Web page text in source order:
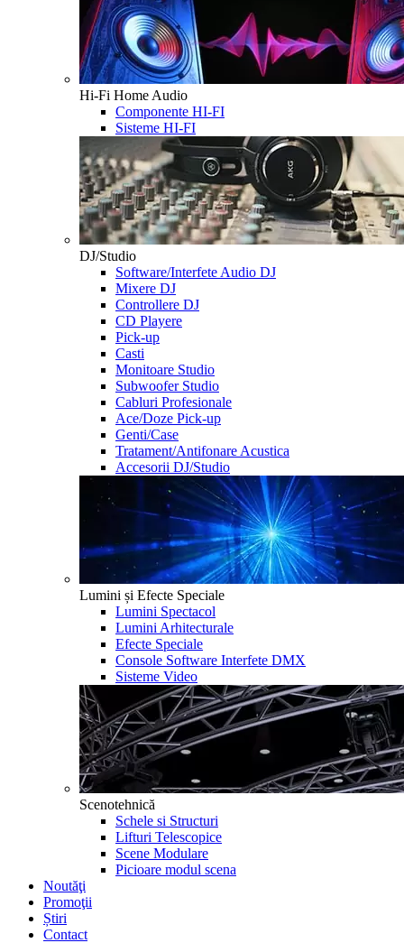
Hi-Fi Home Audio
Componente HI-FI
Sisteme HI-FI
DJ/Studio
Software/Interfete Audio DJ
Mixere DJ
Controllere DJ
CD Playere
Pick-up
Casti
Monitoare Studio
Subwoofer Studio
Cabluri Profesionale
Ace/Doze Pick-up
Genti/Case
Tratament/Antifonare Acustica
Accesorii DJ/Studio
Lumini și Efecte Speciale
Lumini Spectacol
Lumini Arhitecturale
Efecte Speciale
Console Software Interfete DMX
Sisteme Video
Scenotehnică
Schele si Structuri
Lifturi Telescopice
Scene Modulare
Picioare modul scena
Noutăţi
Promoţii
Știri
Contact